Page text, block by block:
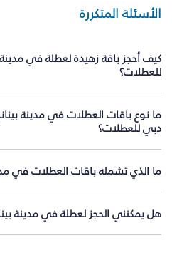
الأسئلة المتكررة
كيف أحجز باقة زهيدة لعطلة في
للعطلات؟
ما نوع باقات العطلات في مدينة
دبي للعطلات؟
ما الذي تشمله باقات العطلات في
هل يمكنني الحجز لعطلة في مدينة